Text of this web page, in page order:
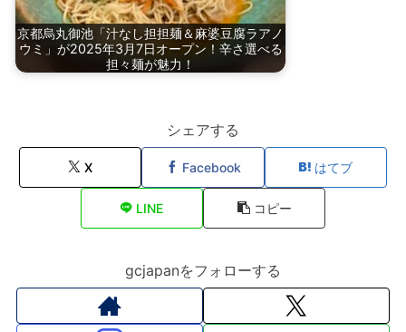
京都烏丸御池「汁なし担担麺＆麻婆豆腐ラアノ
ウミ」が2025年3月7日オープン！辛さ選べる
担々麺が魅力！
シェアする
X Facebook はてブ
LINE コピー
gcjapanをフォローする